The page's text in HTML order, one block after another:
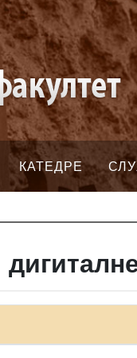
КАТЕДРЕ